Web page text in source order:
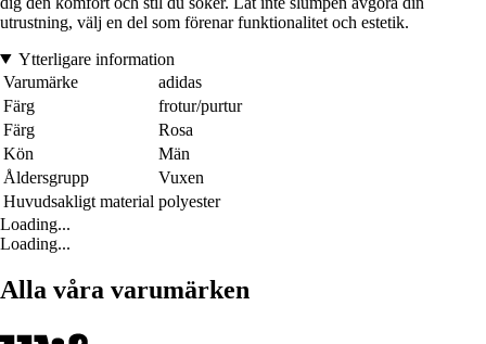
utrustning, välj en del som förenar funktionalitet och estetik.
Ytterligare information
Varumärke
adidas
Färg
frotur/purtur
Färg
Rosa
Kön
Män
Åldersgrupp
Vuxen
Huvudsakligt material polyester
Loading...
Loading...
Alla våra varumärken